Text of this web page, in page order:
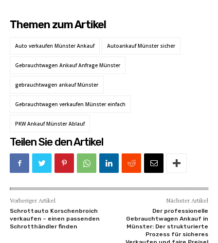
Themen zum Artikel
Auto verkaufen Münster Ankauf Autoankauf Münster sicher
Gebrauchtwagen Ankauf Anfrage Münster
gebrauchtwagen ankauf Münster
Gebrauchtwagen verkaufen Münster einfach
PKW Ankauf Münster Ablauf
Teilen Sie den Artikel
Vorheriger Artikel
Schrottauto Korschenbroich
verkaufen – einen passenden
Schrotthändler finden
Nächster Artikel
Der professionelle
Gebrauchtwagen Ankauf in
Münster: Der strukturierte
Prozess für sicheres